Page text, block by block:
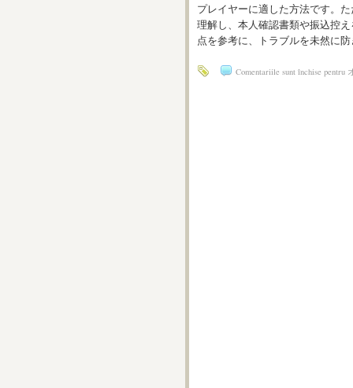
プレイヤーに適した方法です。
理解し、本人確認書類や振込控
点を参考に、トラブルを未然に
Comentariile sunt închise pentru